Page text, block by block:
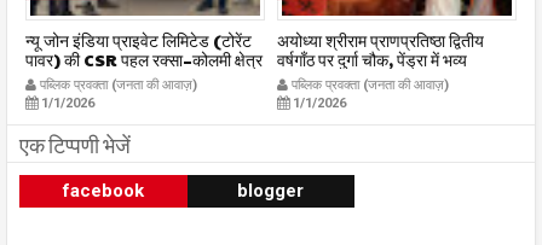
न्यू जोन इंडिया प्राइवेट लिमिटेड (टोरेंट
पावर) की CSR पहल रक्सा–कोलमी क्षेत्र
में चलित अस्पताल एम्बुलेंस सेवा का
शुभारंभ publicpravakta.com
पब्लिक प्रवक्ता (जनता की आवाज़)
1/1/2026
अयोध्या श्रीराम प्राणप्रतिष्ठा द्वितीय
वर्षगाँठ पर दुर्गा चौक, पेंड्रा में भव्य
महाआरती सम्पन्न
publicpravakta.com
पब्लिक प्रवक्ता (जनता की आवाज़)
1/1/2026
एक टिप्पणी भेजें
facebook blogger